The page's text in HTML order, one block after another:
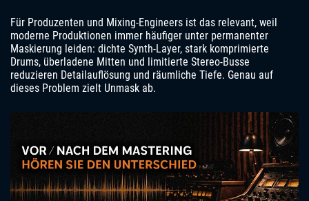
Für Produzenten und Mixing-Engineers ist das relevant, weil
moderne Produktionen immer häufiger unter permanenter
Maskierung leiden: dichte Synth-Layer, stark komprimierte
Drums, überladene Mitten und limitierte Stereo-Busse
reduzieren Detailauflösung und räumliche Tiefe. Genau auf
dieses Problem zielt Unmask ab.